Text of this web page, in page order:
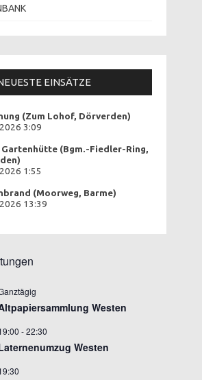
EINSÄTZE
(Zum Lohof, Dörverden)
3:09
(Bgm.-Fiedler-Ring,
1:55
(Moorweg, Barme)
13:39
Westen
-22:30
Westen